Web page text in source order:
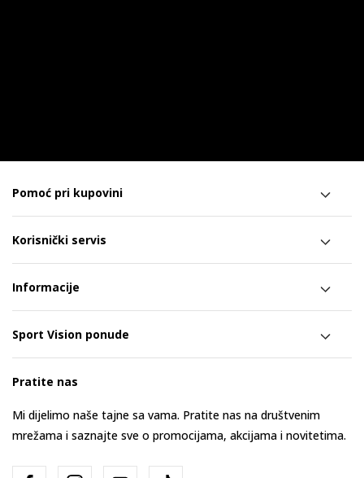
Pomoć pri kupovini
Korisnički servis
Informacije
Sport Vision ponude
Pratite nas
Mi dijelimo naše tajne sa vama. Pratite nas na društvenim
mrežama i saznajte sve o promocijama, akcijama i novitetima.